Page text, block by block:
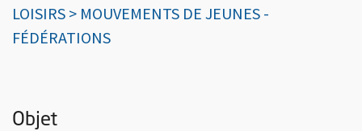
LOISIRS > MOUVEMENTS DE JEUNES -
FÉDÉRATIONS
Objet